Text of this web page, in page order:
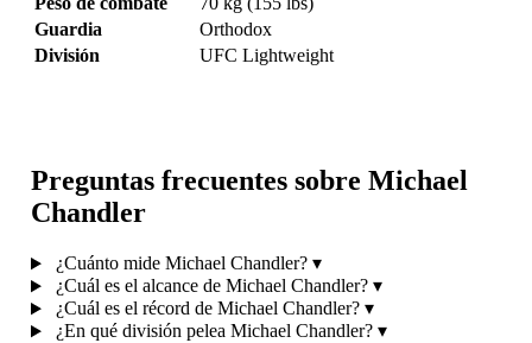
Guardia
Orthodox
División
UFC Lightweight
Preguntas frecuentes sobre Michael
Chandler
¿Cuánto mide Michael Chandler? ▾
¿Cuál es el alcance de Michael Chandler? ▾
¿Cuál es el récord de Michael Chandler? ▾
¿En qué división pelea Michael Chandler? ▾